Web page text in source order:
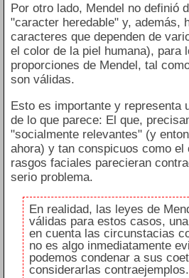
Por otro lado, Mendel no definió
"caracter heredable" y, además,
caracteres que dependen de
el color de la piel humana), para
proporciones de Mendel, tal
son válidas.
Esto es importante y representa
de lo que parece: El que,
"socialmente relevantes" (y
ahora) y tan conspicuos como el
rasgos faciales parecieran
serio problema.
En realidad, las leyes de
válidas para estos casos,
en cuenta las circunstacias
no es algo inmediatamente
podemos condenar a sus
considerarlas contraejemplos.